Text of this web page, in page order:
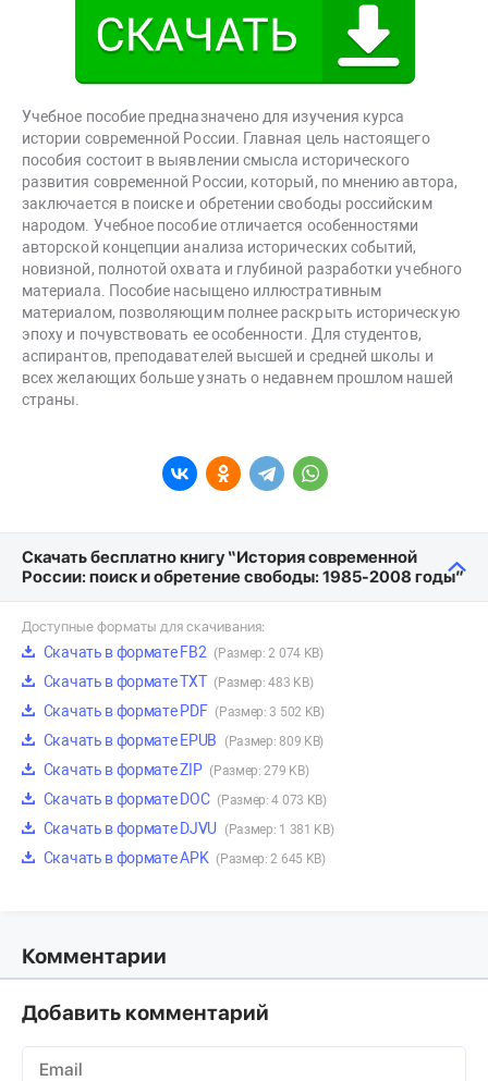
Учебное пособие предназначено для изучения курса
истории современной России. Главная цель настоящего
пособия состоит в выявлении смысла исторического
развития современной России, который, по мнению автора,
заключается в поиске и обретении свободы российским
народом. Учебное пособие отличается особенностями
авторской концепции анализа исторических событий,
новизной, полнотой охвата и глубиной разработки учебного
материала. Пособие насыщено иллюстративным
материалом, позволяющим полнее раскрыть историческую
эпоху и почувствовать ее особенности. Для студентов,
аспирантов, преподавателей высшей и средней школы и
всех желающих больше узнать о недавнем прошлом нашей
страны.
Скачать бесплатно книгу “История современной
России: поиск и обретение свободы: 1985-2008 годы”
Доступные форматы для скачивания:
Скачать в формате FB2 (Размер: 2 074 KB)
Скачать в формате TXT (Размер: 483 KB)
Скачать в формате PDF (Размер: 3 502 KB)
Скачать в формате EPUB (Размер: 809 KB)
Скачать в формате ZIP (Размер: 279 KB)
Скачать в формате DOC (Размер: 4 073 KB)
Скачать в формате DJVU (Размер: 1 381 KB)
Скачать в формате APK (Размер: 2 645 KB)
Комментарии
Добавить комментарий